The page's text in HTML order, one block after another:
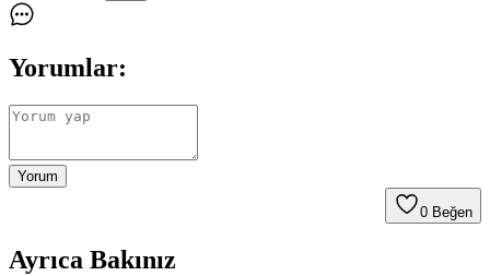
Yorumlar:
Yorum
0 Beğen
Ayrıca Bakınız